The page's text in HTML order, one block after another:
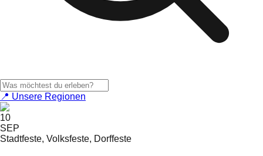
📍 Unsere Regionen
10
SEP
Stadtfeste, Volksfeste, Dorffeste